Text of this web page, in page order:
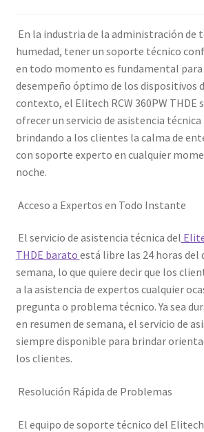
En la industria de la administración de
humedad, tener un soporte técnico
en todo momento es fundamental
desempeño óptimo de los dispositivos
contexto, el Elitech RCW 360PW THDE
ofrecer un servicio de asistencia técnica
brindando a los clientes la calma de
con soporte experto en cualquier
noche.
Acceso a Expertos en Todo Instante
El servicio de asistencia técnica del
THDE barato está libre las 24 horas del
semana, lo que quiere decir que los
a la asistencia de expertos cualquier
pregunta o problema técnico. Ya sea
en resumen de semana, el servicio de
siempre disponible para brindar
los clientes.
Resolución Rápida de Problemas
El equipo de soporte técnico del Elitech